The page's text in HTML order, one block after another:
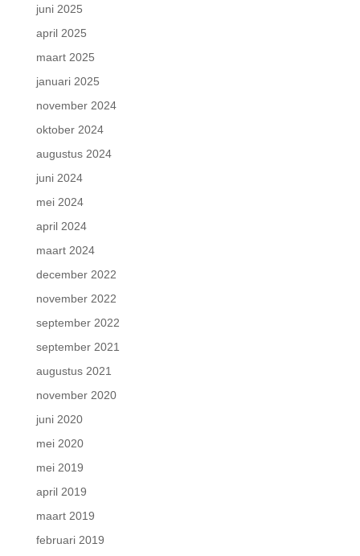
juni 2025
april 2025
maart 2025
januari 2025
november 2024
oktober 2024
augustus 2024
juni 2024
mei 2024
april 2024
maart 2024
december 2022
november 2022
september 2022
september 2021
augustus 2021
november 2020
juni 2020
mei 2020
mei 2019
april 2019
maart 2019
februari 2019